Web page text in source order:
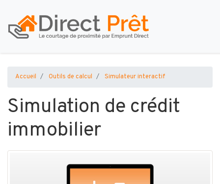
Accueil Outils de calcul Simulateur interactif
Simulation de crédit
immobilier